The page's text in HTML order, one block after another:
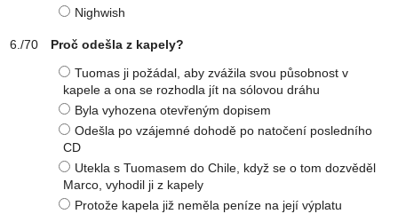
Nighwish
Proč odešla z kapely?
Tuomas ji požádal, aby zvážila svou působnost v
kapele a ona se rozhodla jít na sólovou dráhu
Byla vyhozena otevřeným dopisem
Odešla po vzájemné dohodě po natočení posledního
CD
Utekla s Tuomasem do Chile, když se o tom dozvěděl
Marco, vyhodil ji z kapely
Protože kapela již neměla peníze na její výplatu